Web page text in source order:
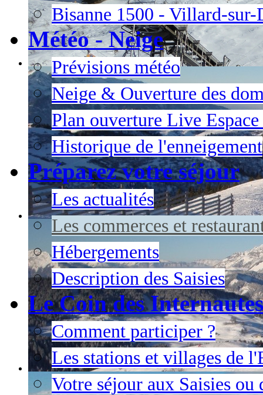
Bisanne 1500 - Villard-sur-
Météo - Neige
Prévisions météo
Neige & Ouverture des
Plan ouverture Live
Historique de l'enneigement
Préparez votre séjour
Les actualités
Les commerces et
Hébergements
Description des Saisies
Le Coin des Internautes
Comment participer ?
Les stations et villages de
Votre séjour aux Saisies ou